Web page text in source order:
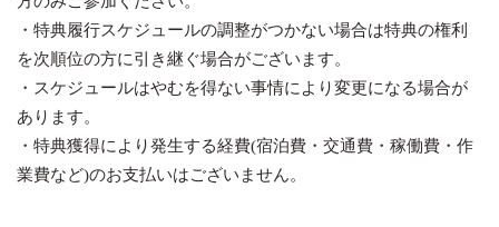
・特典履行スケジュールの調整がつかない場合は特典の権利
を次順位の方に引き継ぐ場合がございます。
・スケジュールはやむを得ない事情により変更になる場合が
あります。
・特典獲得により発生する経費(宿泊費・交通費・稼働費・作
業費など)のお支払いはございません。